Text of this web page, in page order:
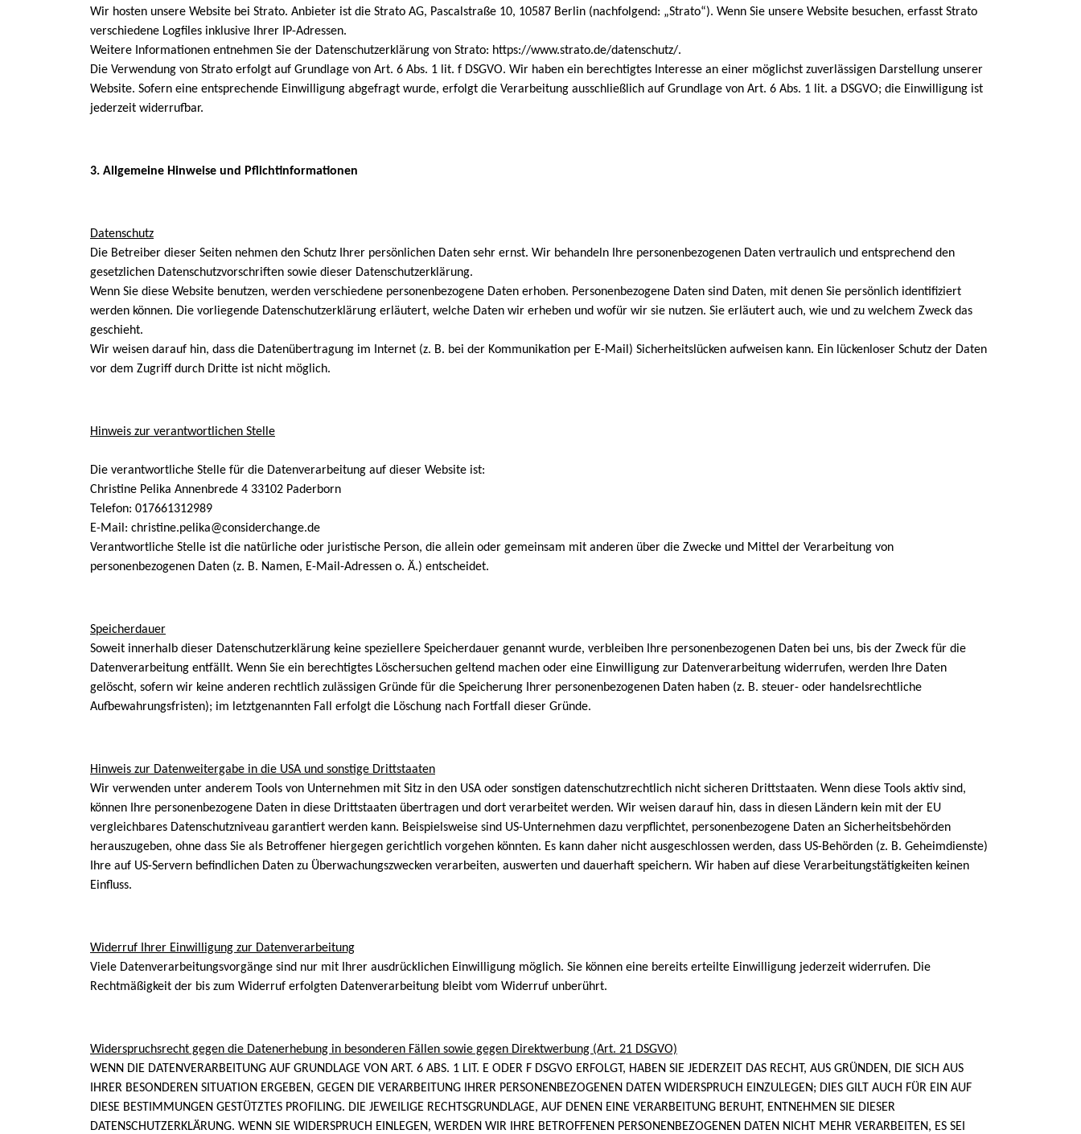
Wir hosten unsere Website bei Strato. Anbieter ist die Strato AG, Pascalstraße 10, 10587 Berlin (nachfolgend: „Strato“). Wenn Sie unsere Website besuchen, erfasst Strato
verschiedene Logfiles inklusive Ihrer IP-Adressen.
Weitere Informationen entnehmen Sie der Datenschutzerklärung von Strato: https://www.strato.de/datenschutz/.
Die Verwendung von Strato erfolgt auf Grundlage von Art. 6 Abs. 1 lit. f DSGVO. Wir haben ein berechtigtes Interesse an einer möglichst zuverlässigen Darstellung unserer
Website. Sofern eine entsprechende Einwilligung abgefragt wurde, erfolgt die Verarbeitung ausschließlich auf Grundlage von Art. 6 Abs. 1 lit. a DSGVO; die Einwilligung ist
jederzeit widerrufbar.
3. Allgemeine Hinweise und Pflichtinformationen
Datenschutz
Die Betreiber dieser Seiten nehmen den Schutz Ihrer persönlichen Daten sehr ernst. Wir behandeln Ihre personenbezogenen Daten vertraulich und entsprechend den
gesetzlichen Datenschutzvorschriften sowie dieser Datenschutzerklärung.
Wenn Sie diese Website benutzen, werden verschiedene personenbezogene Daten erhoben. Personenbezogene Daten sind Daten, mit denen Sie persönlich identifiziert
werden können. Die vorliegende Datenschutzerklärung erläutert, welche Daten wir erheben und wofür wir sie nutzen. Sie erläutert auch, wie und zu welchem Zweck das
geschieht.
Wir weisen darauf hin, dass die Datenübertragung im Internet (z. B. bei der Kommunikation per E-Mail) Sicherheitslücken aufweisen kann. Ein lückenloser Schutz der Daten
vor dem Zugriff durch Dritte ist nicht möglich.
Hinweis zur verantwortlichen Stelle
Die verantwortliche Stelle für die Datenverarbeitung auf dieser Website ist:
Christine Pelika Annenbrede 4 33102 Paderborn
Telefon: 017661312989
E-Mail: christine.pelika@considerchange.de
Verantwortliche Stelle ist die natürliche oder juristische Person, die allein oder gemeinsam mit anderen über die Zwecke und Mittel der Verarbeitung von
personenbezogenen Daten (z. B. Namen, E-Mail-Adressen o. Ä.) entscheidet.
Speicherdauer
Soweit innerhalb dieser Datenschutzerklärung keine speziellere Speicherdauer genannt wurde, verbleiben Ihre personenbezogenen Daten bei uns, bis der Zweck für die
Datenverarbeitung entfällt. Wenn Sie ein berechtigtes Löschersuchen geltend machen oder eine Einwilligung zur Datenverarbeitung widerrufen, werden Ihre Daten
gelöscht, sofern wir keine anderen rechtlich zulässigen Gründe für die Speicherung Ihrer personenbezogenen Daten haben (z. B. steuer- oder handelsrechtliche
Aufbewahrungsfristen); im letztgenannten Fall erfolgt die Löschung nach Fortfall dieser Gründe.
Hinweis zur Datenweitergabe in die USA und sonstige Drittstaaten
Wir verwenden unter anderem Tools von Unternehmen mit Sitz in den USA oder sonstigen datenschutzrechtlich nicht sicheren Drittstaaten. Wenn diese Tools aktiv sind,
können Ihre personenbezogene Daten in diese Drittstaaten übertragen und dort verarbeitet werden. Wir weisen darauf hin, dass in diesen Ländern kein mit der EU
vergleichbares Datenschutzniveau garantiert werden kann. Beispielsweise sind US-Unternehmen dazu verpflichtet, personenbezogene Daten an Sicherheitsbehörden
herauszugeben, ohne dass Sie als Betroffener hiergegen gerichtlich vorgehen könnten. Es kann daher nicht ausgeschlossen werden, dass US-Behörden (z. B. Geheimdienste)
Ihre auf US-Servern befindlichen Daten zu Überwachungszwecken verarbeiten, auswerten und dauerhaft speichern. Wir haben auf diese Verarbeitungstätigkeiten keinen
Einfluss.
Widerruf Ihrer Einwilligung zur Datenverarbeitung
Viele Datenverarbeitungsvorgänge sind nur mit Ihrer ausdrücklichen Einwilligung möglich. Sie können eine bereits erteilte Einwilligung jederzeit widerrufen. Die
Rechtmäßigkeit der bis zum Widerruf erfolgten Datenverarbeitung bleibt vom Widerruf unberührt.
Widerspruchsrecht gegen die Datenerhebung in besonderen Fällen sowie gegen Direktwerbung (Art. 21 DSGVO)
WENN DIE DATENVERARBEITUNG AUF GRUNDLAGE VON ART. 6 ABS. 1 LIT. E ODER F DSGVO ERFOLGT, HABEN SIE JEDERZEIT DAS RECHT, AUS GRÜNDEN, DIE SICH AUS
IHRER BESONDEREN SITUATION ERGEBEN, GEGEN DIE VERARBEITUNG IHRER PERSONENBEZOGENEN DATEN WIDERSPRUCH EINZULEGEN; DIES GILT AUCH FÜR EIN AUF
DIESE BESTIMMUNGEN GESTÜTZTES PROFILING. DIE JEWEILIGE RECHTSGRUNDLAGE, AUF DENEN EINE VERARBEITUNG BERUHT, ENTNEHMEN SIE DIESER
DATENSCHUTZERKLÄRUNG. WENN SIE WIDERSPRUCH EINLEGEN, WERDEN WIR IHRE BETROFFENEN PERSONENBEZOGENEN DATEN NICHT MEHR VERARBEITEN, ES SEI